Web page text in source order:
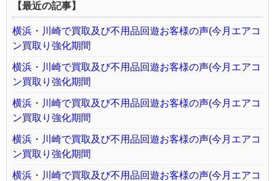
【最近の記事】
横浜・川崎で買取及び不用品回遊お客様の声(今月エアコ
ン買取り強化期間
横浜・川崎で買取及び不用品回遊お客様の声(今月エアコ
ン買取り強化期間
横浜・川崎で買取及び不用品回遊お客様の声(今月エアコ
ン買取り強化期間
横浜・川崎で買取及び不用品回遊お客様の声(今月エアコ
ン買取り強化期間
横浜・川崎で買取及び不用品回遊お客様の声(今月エアコ